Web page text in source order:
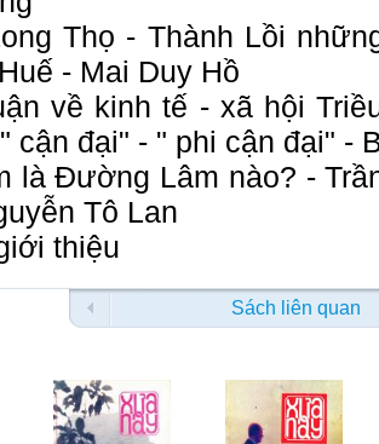
Thọ - Thành Lồi
- Mai Duy Hồ
về kinh tế - xã hội
cận đại" - " phi cận đại" -
là Đường Lâm nào? -
Tô Lan
thiệu
Sách liên quan